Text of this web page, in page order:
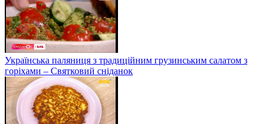
Українська паляниця з традиційним грузинським салатом з
горіхами – Святковий сніданок